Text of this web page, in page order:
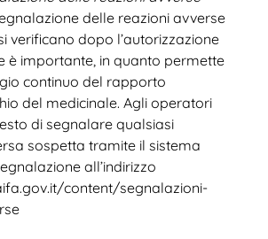
delle reazioni avverse
verificano dopo l’autorizzazione
è importante, in quanto permette
continuo del rapporto
del medicinale. Agli operatori
di segnalare qualsiasi
sospetta tramite il sistema
all’indirizzo
content/segnalazioni-